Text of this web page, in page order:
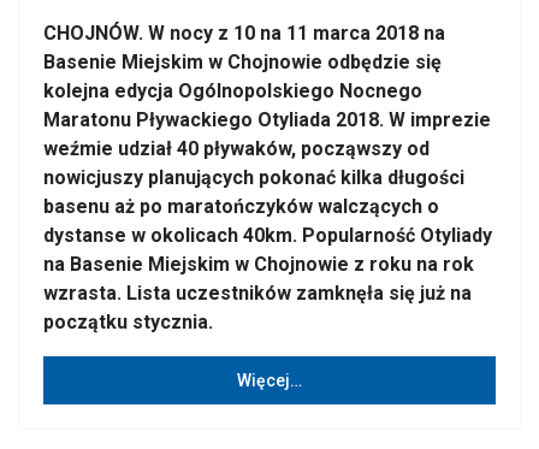
CHOJNÓW. W nocy z 10 na 11 marca 2018 na
Basenie Miejskim w Chojnowie odbędzie się
kolejna edycja Ogólnopolskiego Nocnego
Maratonu Pływackiego Otyliada 2018. W imprezie
weźmie udział 40 pływaków, począwszy od
nowicjuszy planujących pokonać kilka długości
basenu aż po maratończyków walczących o
dystanse w okolicach 40km. Popularność Otyliady
na Basenie Miejskim w Chojnowie z roku na rok
wzrasta. Lista uczestników zamknęła się już na
początku stycznia.
Więcej…